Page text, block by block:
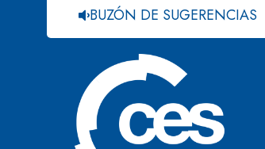
BUZÓN DE SUGERENCIAS